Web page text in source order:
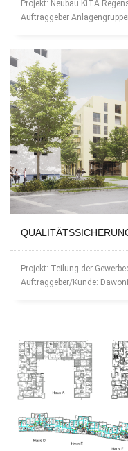
Projekt: Neubau KiTA
Auftraggeber
Projekt: Teilung der
Auftraggeber/Kunde: